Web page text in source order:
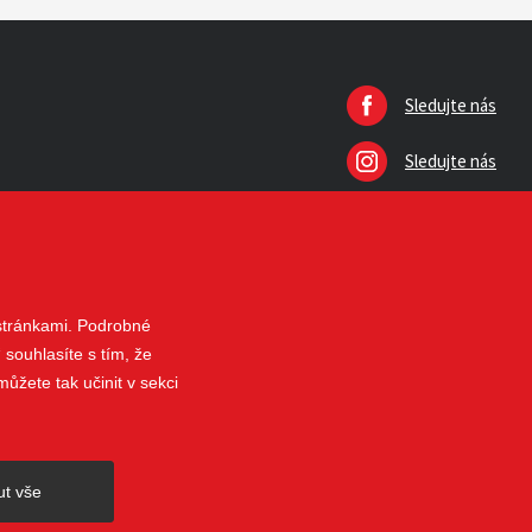
Sledujte nás
Sledujte nás
Podrobné
souhlasíte s tím, že
tak učinit v sekci
vše